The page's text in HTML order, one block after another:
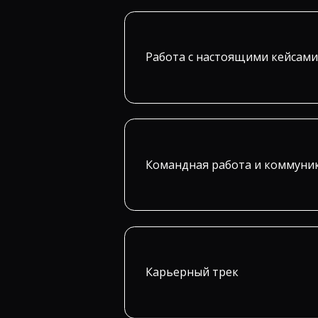
Работа с настоящими кейсами
Командная работа и
Карьерный трек